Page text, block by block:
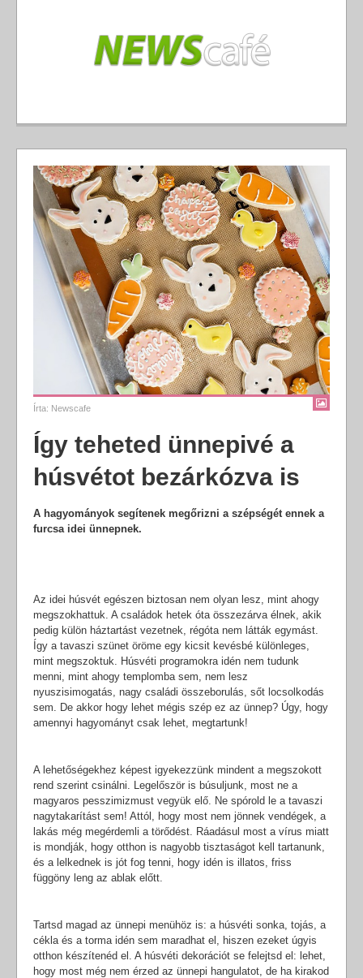
Írta: Newscafe
Így teheted ünnepivé a
húsvétot bezárkózva is
A hagyományok segítenek megőrizni a szépségét ennek a
furcsa idei ünnepnek.
Az idei húsvét egészen biztosan nem olyan lesz, mint ahogy
megszokhattuk. A családok hetek óta összezárva élnek, akik
pedig külön háztartást vezetnek, régóta nem látták egymást.
Így a tavaszi szünet öröme egy kicsit kevésbé különleges,
mint megszoktuk. Húsvéti programokra idén nem tudunk
menni, mint ahogy templomba sem, nem lesz
nyuszisimogatás, nagy családi összeborulás, sőt locsolkodás
sem. De akkor hogy lehet mégis szép ez az ünnep? Úgy, hogy
amennyi hagyományt csak lehet, megtartunk!
A lehetőségekhez képest igyekezzünk mindent a megszokott
rend szerint csinálni. Legelőször is búsuljunk, most ne a
magyaros pesszimizmust vegyük elő. Ne spórold le a tavaszi
nagytakarítást sem! Attól, hogy most nem jönnek vendégek, a
lakás még megérdemli a törődést. Ráadásul most a vírus miatt
is mondják, hogy otthon is nagyobb tisztaságot kell tartanunk,
és a lelkednek is jót fog tenni, hogy idén is illatos, friss
függöny leng az ablak előtt.
Tartsd magad az ünnepi menühöz is: a húsvéti sonka, tojás, a
cékla és a torma idén sem maradhat el, hiszen ezeket úgyis
otthon készítenéd el. A húsvéti dekorációt se felejtsd el: lehet,
hogy most még nem érzed az ünnepi hangulatot, de ha kirakod